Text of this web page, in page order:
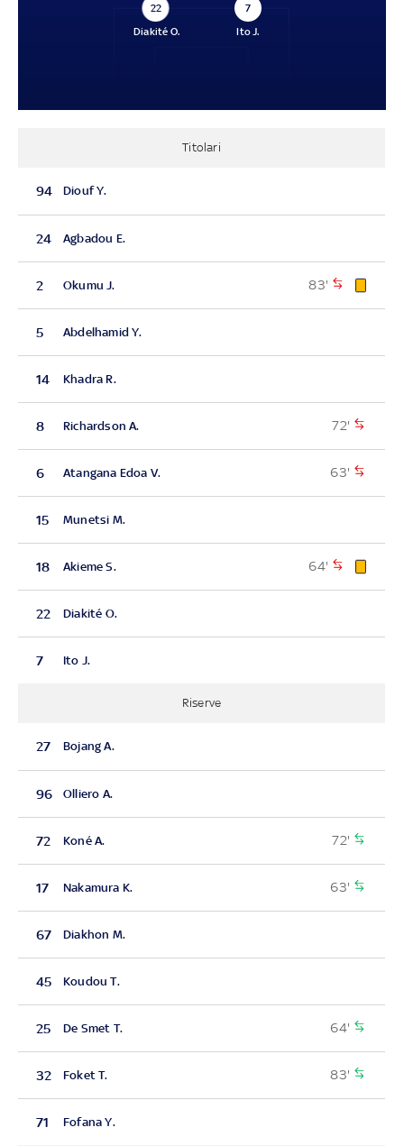
22
Diakité O.
7
Ito J.
Titolari
94 Diouf Y.
24 Agbadou E.
2 Okumu J. 83'
5 Abdelhamid Y.
14 Khadra R.
8 Richardson A. 72'
6 Atangana Edoa V. 63'
15 Munetsi M.
18 Akieme S. 64'
22 Diakité O.
7 Ito J.
Riserve
27 Bojang A.
96 Olliero A.
72 Koné A. 72'
17 Nakamura K. 63'
67 Diakhon M.
45 Koudou T.
25 De Smet T. 64'
32 Foket T. 83'
71 Fofana Y.